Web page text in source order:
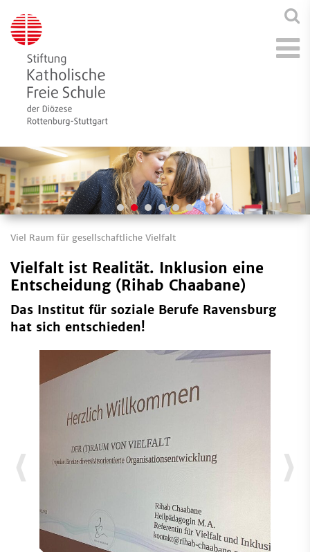
Viel Raum für gesellschaftliche Vielfalt
Vielfalt ist Realität. Inklusion eine
Entscheidung (Rihab Chaabane)
Das Institut für soziale Berufe Ravensburg
hat sich entschieden!